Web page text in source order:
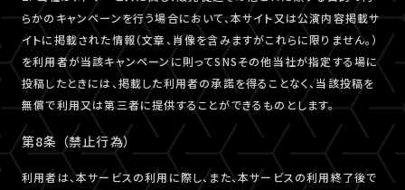
らかのキャンペーンを行う場合において、本サイト又は公演内容掲載サ
イトに掲載された情報（文章、肖像を含みますがこれらに限りません。）
を利用者が当該キャンペーンに則ってSNSその他当社が指定する場に
投稿したときには、掲載した利用者の承諾を得ることなく、当該投稿を
無償で利用又は第三者に提供することができるものとします。
第8条 （禁止行為）
利用者は、本サービスの利用に際し、また、本サービスの利用終了後で